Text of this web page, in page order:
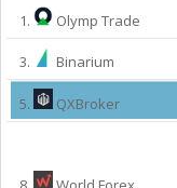
1. Olymp Trade
3. Binarium
5. QXBroker